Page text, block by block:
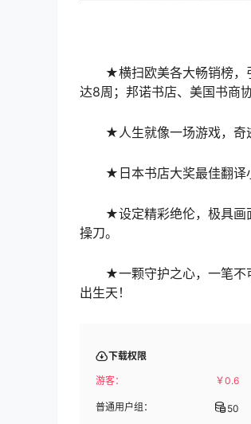
★横扫欧美各大畅销榜，
达8周；邦诺书店、美国书商
★人生就像一场游戏，奇
★日本书店大奖最佳翻译
★设定精彩绝伦，极具画
操刀。
★一颗守护之心，一笔不
出生天！
下载权限
游客： ￥0.6
普通用户组： 50